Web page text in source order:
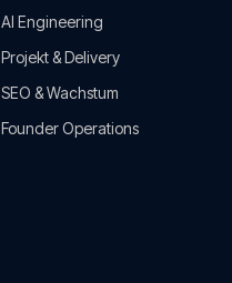
AI Engineering
Projekt & Delivery
SEO & Wachstum
Founder Operations